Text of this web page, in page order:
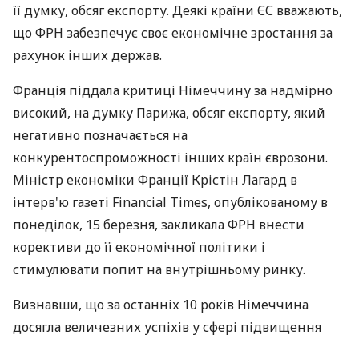
її думку, обсяг експорту. Деякі країни ЄС вважають,
що ФРН забезпечує своє економічне зростання за
рахунок інших держав.
Франція піддала критиці Німеччину за надмірно
високий, на думку Парижа, обсяг експорту, який
негативно позначається на
конкурентоспроможності інших країн єврозони.
Міністр економіки Франції Крістін Лагард в
інтерв'ю газеті Financial Times, опублікованому в
понеділок, 15 березня, закликала ФРН внести
корективи до її економічної політики і
стимулювати попит на внутрішньому ринку.
Визнавши, що за останніх 10 років Німеччина
досягла величезних успіхів у сфері підвищення